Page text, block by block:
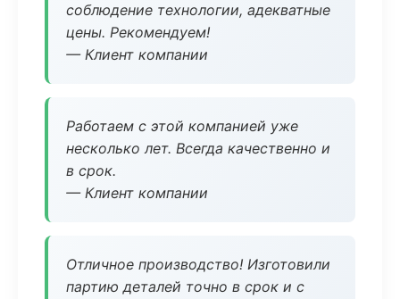
соблюдение технологии, адекватные
цены. Рекомендуем!
— Клиент компании
Работаем с этой компанией уже
несколько лет. Всегда качественно и
в срок.
— Клиент компании
Отличное производство! Изготовили
партию деталей точно в срок и с